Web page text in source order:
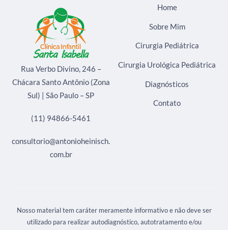
Rua Verbo Divino, 246 –
Chácara Santo Antônio (Zona
Sul) | São Paulo – SP
(11) 94866-5461
consultorio@antonioheinisch.
com.br
Home
Sobre Mim
Cirurgia Pediátrica
Cirurgia Urológica Pediátrica
Diagnósticos
Contato
Nosso material tem caráter meramente informativo e não deve ser
utilizado para realizar autodiagnóstico, autotratamento e/ou